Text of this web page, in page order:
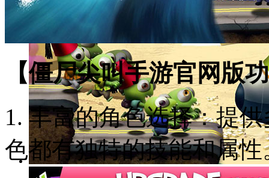
【僵尸尖叫手游官网版
1. 丰富的角色选择：提
色都有独特的技能和属性